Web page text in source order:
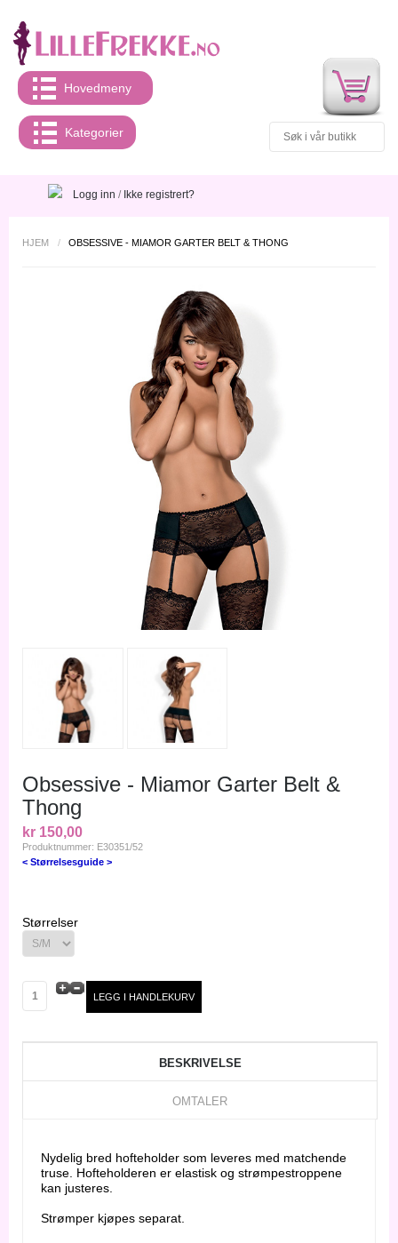
Hovedmeny
Kategorier
Logg inn / Ikke registrert?
HJEM / OBSESSIVE - MIAMOR GARTER BELT & THONG
Obsessive - Miamor Garter Belt &
Thong
kr 150,00
Produktnummer: E30351/52
< Størrelsesguide >
Størrelser
BESKRIVELSE
OMTALER
Nydelig bred hofteholder som leveres med matchende
truse. Hofteholderen er elastisk og strømpestroppene
kan justeres.
Strømper kjøpes separat.